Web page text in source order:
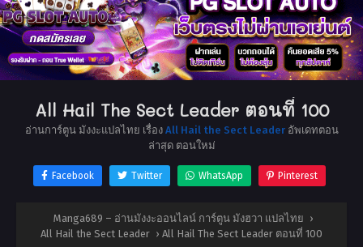
All Hail The Sect Leader ตอนที่ 100
อ่านการ์ตูน มังงะแปลไทย เรื่อง All Hail the Sect Leaderอัพเดทตอน
ล่าสุด ตอนใหม่
Facebook Twitter WhatsApp Pinterest
Manga689 – อ่านมังงะออนไลน์ การ์ตูน มังฮวา แปลไทย ›
All Hail the Sect Leader › All Hail The Sect Leader ตอนที่ 100